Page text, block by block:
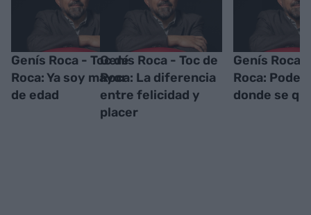
Genís Roca - Toc de
Roca: Ya soy mayor
de edad
Genís Roca - Toc de
Roca: La diferencia
entre felicidad y
placer
Genís Roca
Roca:
donde se